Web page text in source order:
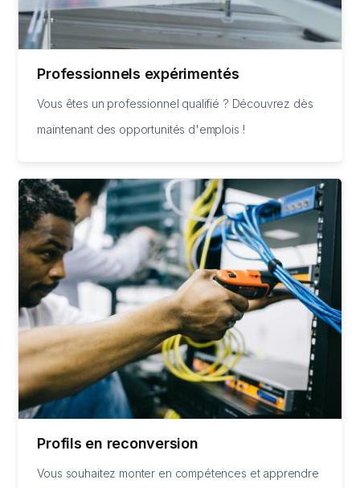
Professionnels expérimentés
Vous êtes un professionnel qualifié ? Découvrez dès
maintenant des opportunités d'emplois !
Profils en reconversion
Vous souhaitez monter en compétences et apprendre